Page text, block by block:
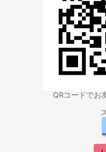
QRコードでお